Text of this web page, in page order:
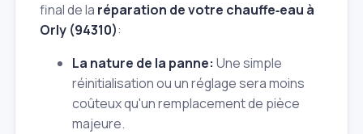
final de la réparation de votre chauffe‑eau à
Orly (94310):
La nature de la panne: Une simple
réinitialisation ou un réglage sera moins
coûteux qu'un remplacement de pièce
majeure.